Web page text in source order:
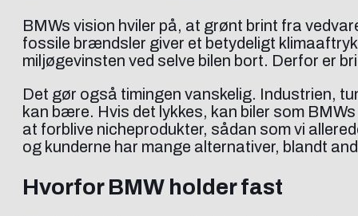
BMWs vision hviler på, at grønt brint fra
fossile brændsler giver et betydeligt
miljøgevinsten ved selve bilen bort. Derfor er
Det gør også timingen vanskelig. Industrien,
kan bære. Hvis det lykkes, kan biler som
at forblive nicheprodukter, sådan som vi
og kunderne har mange alternativer, blandt
Hvorfor BMW holder fast